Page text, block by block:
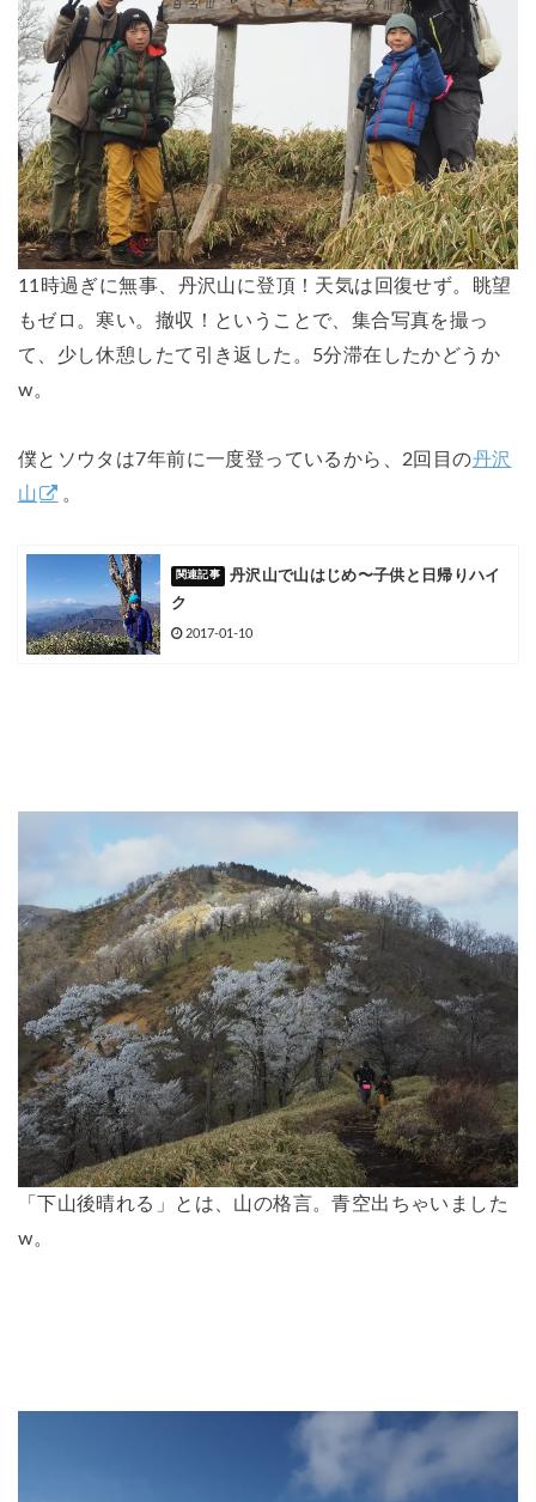
11時過ぎに無事、丹沢山に登頂！天気は回復せず。眺望
もゼロ。寒い。撤収！ということで、集合写真を撮っ
て、少し休憩したて引き返した。5分滞在したかどうか
w。
僕とソウタは7年前に一度登っているから、2回目の丹沢
山
。
丹沢山で山はじめ〜子供と日帰りハイ
ク
2017-01-10
「下山後晴れる」とは、山の格言。青空出ちゃいました
w。